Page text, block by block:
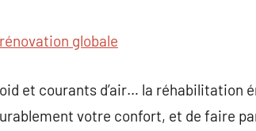
rénovation globale
et courants d’air… la réhabilitation
votre confort, et de faire